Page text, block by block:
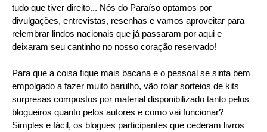
tudo que tiver direito... Nós do Paraíso optamos por
divulgações, entrevistas, resenhas e vamos aproveitar para
relembrar lindos nacionais que já passaram por aqui e
deixaram seu cantinho no nosso coração reservado!
Para que a coisa fique mais bacana e o pessoal se sinta bem
empolgado a fazer muito barulho, vão rolar sorteios de kits
surpresas compostos por material disponibilizado tanto pelos
blogueiros quanto pelos autores e como vai funcionar?
Simples e fácil, os blogues participantes que cederam livros